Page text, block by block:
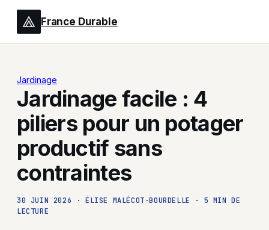
France Durable
Jardinage
Jardinage facile : 4
piliers pour un potager
productif sans
contraintes
30 JUIN 2026 · ÉLISE MALÉCOT-BOURDELLE ·
5 MIN DE
LECTURE